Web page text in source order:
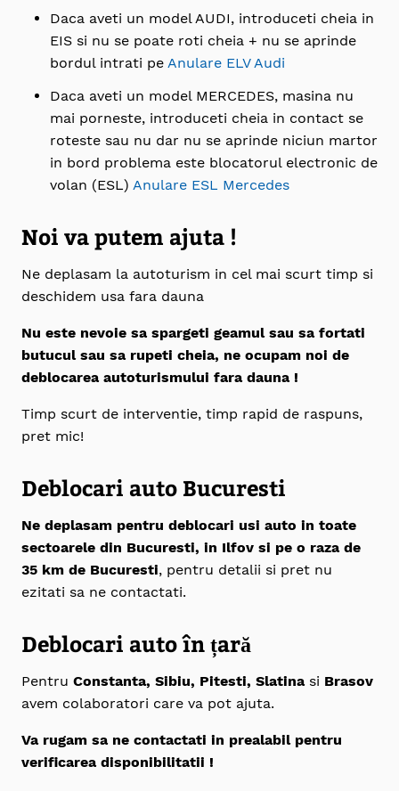
Daca aveti un model AUDI, introduceti cheia in
EIS si nu se poate roti cheia + nu se aprinde
bordul intrati pe Anulare ELV Audi
Daca aveti un model MERCEDES, masina nu
mai porneste, introduceti cheia in contact se
roteste sau nu dar nu se aprinde niciun martor
in bord problema este blocatorul electronic de
volan (ESL) Anulare ESL Mercedes
Noi va putem ajuta !
Ne deplasam la autoturism in cel mai scurt timp si
deschidem usa fara dauna
Nu este nevoie sa spargeti geamul sau sa fortati
butucul sau sa rupeti cheia, ne ocupam noi de
deblocarea autoturismului fara dauna !
Timp scurt de interventie, timp rapid de raspuns,
pret mic!
Deblocari auto Bucuresti
Ne deplasam pentru deblocari usi auto in toate
sectoarele din Bucuresti, in Ilfov si pe o raza de
35 km de Bucuresti, pentru detalii si pret nu
ezitati sa ne contactati.
Deblocari auto în țară
Pentru Constanta, Sibiu, Pitesti, Slatinasi Brasov
avem colaboratori care va pot ajuta.
Va rugam sa ne contactati in prealabil pentru
verificarea disponibilitatii !